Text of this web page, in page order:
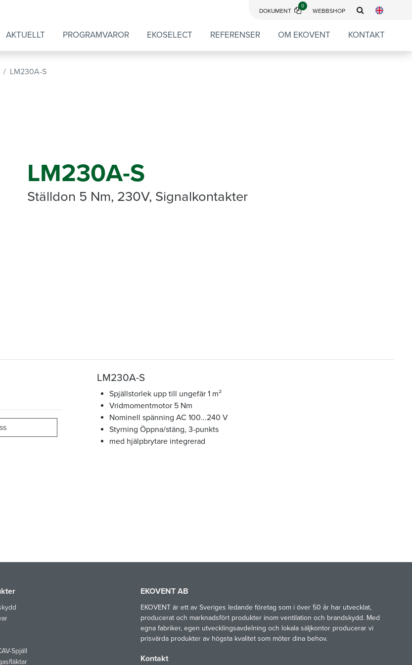
DOKUMENT
0
WEBBSHOP
AKTUELLT PROGRAMVAROR EKOSELECT REFERENSER OM EKOVENT KONTAKT
LM230A-S
LM230A-S
Ställdon 5 Nm, 230V, Signalkontakter
LM230A-S
Spjällstorlek upp till ungefär 1 m²
Vridmomentmotor 5 Nm
Nominell spänning AC 100...240 V
Styrning Öppna/stäng, 3-punkts
med hjälpbrytare integrerad
Spjäll
EKOVENT AB
EKOVENT är ett av Sveriges ledande företag som i över 50 år har utvecklat,
producerat och marknadsfört produkter inom ventilation och brandskydd. Med
egna fabriker, egen utvecklingsavdelning och lokala säljkontor producerar vi
prisvärda produkter av högsta kvalitet som möter dina behov.
Kontakt